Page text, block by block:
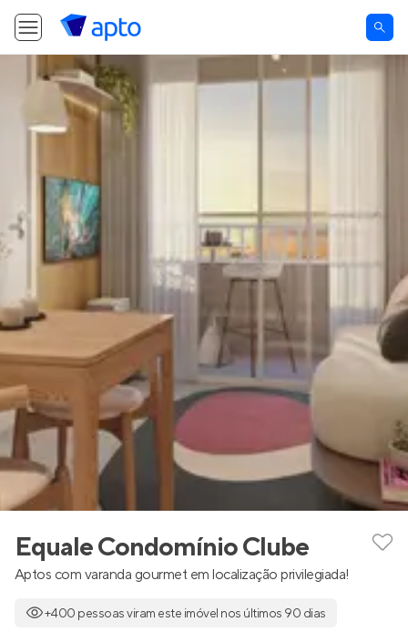
Equale Condomínio Clube
Aptos com varanda gourmet em localização privilegiada!
+400 pessoas viram este imóvel nos últimos 90 dias